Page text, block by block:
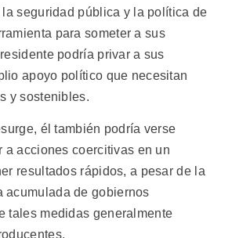
la seguridad pública y la política de
para someter a sus
podría privar a sus
apoyo político que necesitan
y sostenibles.
él también podría verse
a acciones coercitivas en un
resultados rápidos, a pesar de la
acumulada de gobiernos
tales medidas generalmente